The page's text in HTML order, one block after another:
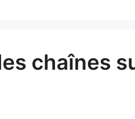
chaînes